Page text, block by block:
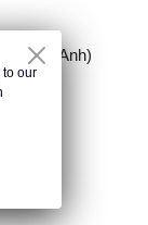
Tiếng Anh)
to our